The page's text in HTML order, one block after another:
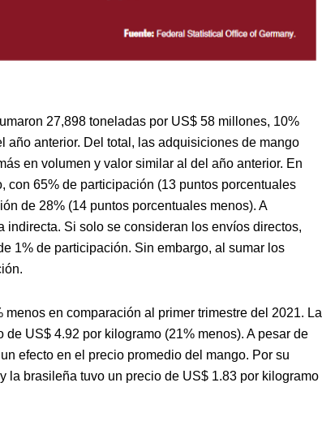
27,898 toneladas por US$ 58 millones, 10%
año anterior. Del total, las adquisiciones de mango
en volumen y valor similar al del año anterior. En
con 65% de participación (13 puntos porcentuales
de 28% (14 puntos porcentuales menos). A
Si solo se consideran los envíos directos,
1% de participación. Sin embargo, al sumar los
en comparación al primer trimestre del 2021. La
US$ 4.92 por kilogramo (21% menos). A pesar de
efecto en el precio promedio del mango. Por su
la brasileña tuvo un precio de US$ 1.83 por kilogramo